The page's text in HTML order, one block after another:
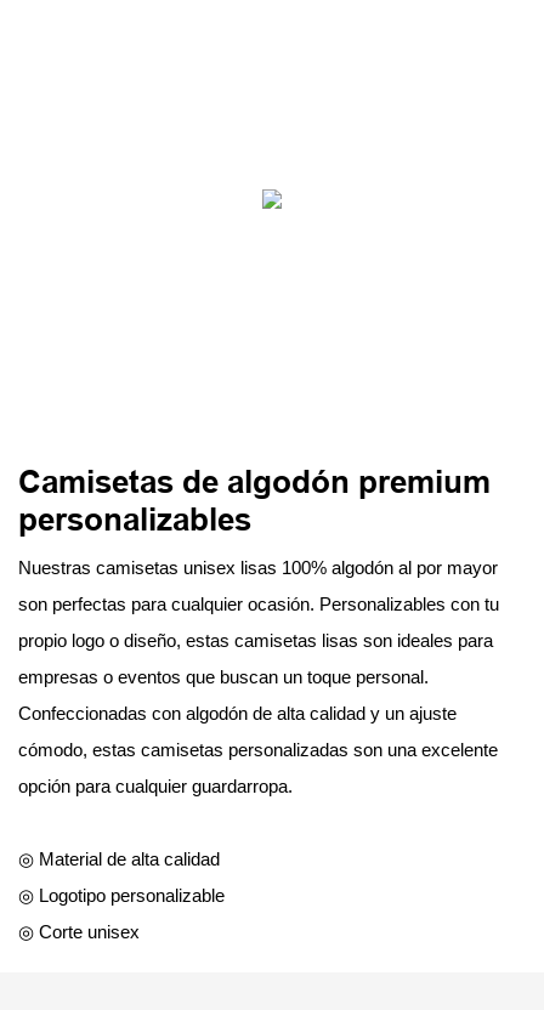
Camisetas de algodón premium
personalizables
Nuestras camisetas unisex lisas 100% algodón al por mayor
son perfectas para cualquier ocasión. Personalizables con tu
propio logo o diseño, estas camisetas lisas son ideales para
empresas o eventos que buscan un toque personal.
Confeccionadas con algodón de alta calidad y un ajuste
cómodo, estas camisetas personalizadas son una excelente
opción para cualquier guardarropa.
◎ Material de alta calidad
◎ Logotipo personalizable
◎ Corte unisex